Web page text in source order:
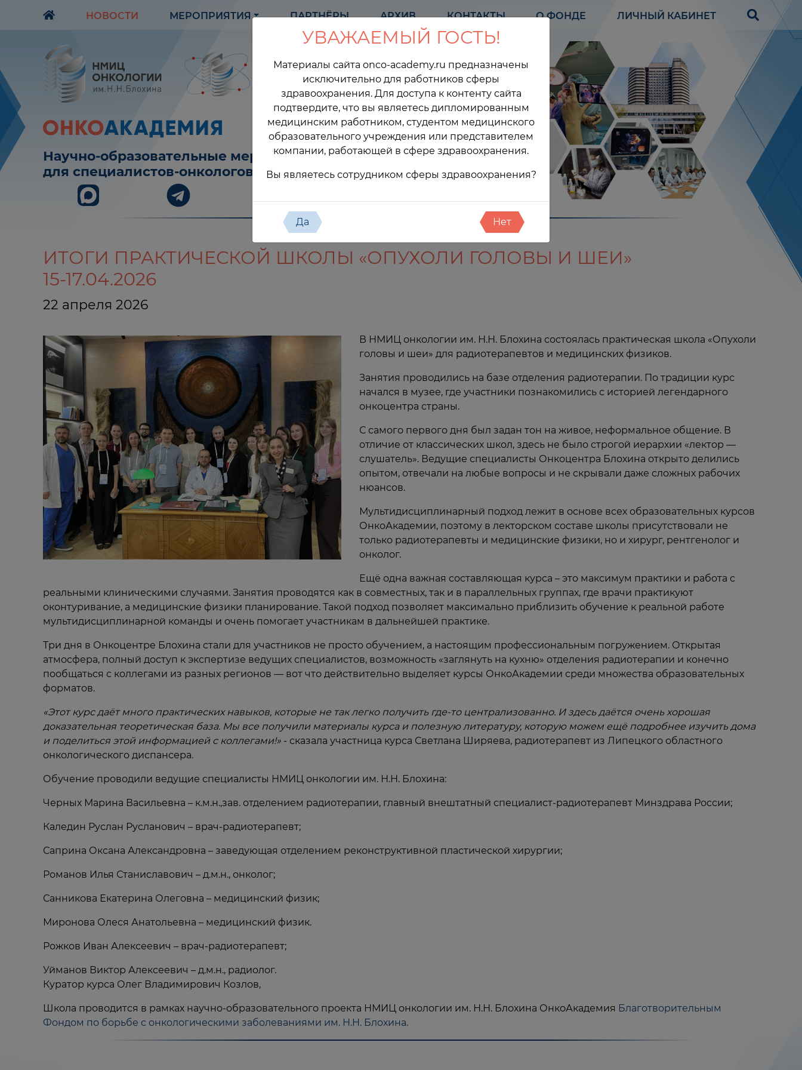
УВАЖАЕМЫЙ ГОСТЬ!
Материалы сайта onco-academy.ru предназначены
исключительно для работников сферы
здравоохранения. Для доступа к контенту сайта
подтвердите, что вы являетесь дипломированным
медицинским работником, студентом медицинского
образовательного учреждения или представителем
компании, работающей в сфере здравоохранения.
Вы являетесь сотрудником сферы здравоохранения?
Да Нет
НОВОСТИ МЕРОПРИЯТИЯ ПАРТНЁРЫ АРХИВ КОНТАКТЫ О ФОНДЕ ЛИЧНЫЙ КАБИНЕТ
Научно-образовательные мероприятия
для специалистов-онкологов
ИТОГИ ПРАКТИЧЕСКОЙ ШКОЛЫ «ОПУХОЛИ ГОЛОВЫ И ШЕИ»
15-17.04.2026
22 апреля 2026
В НМИЦ онкологии им. Н.Н. Блохина состоялась практическая школа «Опухоли
головы и шеи» для радиотерапевтов и медицинских физиков.
Занятия проводились на базе отделения радиотерапии. По традиции курс
начался в музее, где участники познакомились с историей легендарного
онкоцентра страны.
С самого первого дня был задан тон на живое, неформальное общение. В
отличие от классических школ, здесь не было строгой иерархии «лектор —
слушатель». Ведущие специалисты Онкоцентра Блохина открыто делились
опытом, отвечали на любые вопросы и не скрывали даже сложных рабочих
нюансов.
Мультидисциплинарный подход лежит в основе всех образовательных курсов
ОнкоАкадемии, поэтому в лекторском составе школы присутствовали не
только радиотерапевты и медицинские физики, но и хирург, рентгенолог и
онколог.
Ещё одна важная составляющая курса – это максимум практики и работа с
реальными клиническими случаями. Занятия проводятся как в совместных, так и в параллельных группах, где врачи практикуют
оконтуривание, а медицинские физики планирование. Такой подход позволяет максимально приблизить обучение к реальной работе
мультидисциплинарной команды и очень помогает участникам в дальнейшей практике.
Три дня в Онкоцентре Блохина стали для участников не просто обучением, а настоящим профессиональным погружением. Открытая
атмосфера, полный доступ к экспертизе ведущих специалистов, возможность «заглянуть на кухню» отделения радиотерапии и конечно
пообщаться с коллегами из разных регионов — вот что действительно выделяет курсы ОнкоАкадемии среди множества образовательных
форматов.
«Этот курс даёт много практических навыков, которые не так легко получить где-то централизованно. И здесь даётся очень хорошая
доказательная теоретическая база. Мы все получили материалы курса и полезную литературу, которую можем ещё подробнее изучить дома
и поделиться этой информацией с коллегами!» - сказала участница курса Светлана Ширяева, радиотерапевт из Липецкого областного
онкологического диспансера.
Обучение проводили ведущие специалисты НМИЦ онкологии им. Н.Н. Блохина:
Черных Марина Васильевна – к.м.н.,зав. отделением радиотерапии, главный внештатный специалист-радиотерапевт Минздрава России;
Каледин Руслан Русланович – врач-радиотерапевт;
Саприна Оксана Александровна – заведующая отделением реконструктивной пластической хирургии;
Романов Илья Станиславович – д.м.н., онколог;
Санникова Екатерина Олеговна – медицинский физик;
Миронова Олеся Анатольевна – медицинский физик.
Рожков Иван Алексеевич – врач-радиотерапевт;
Уйманов Виктор Алексеевич – д.м.н., радиолог.
Куратор курса Олег Владимирович Козлов,
Школа проводится в рамках научно-образовательного проекта НМИЦ онкологии им. Н.Н. Блохина ОнкоАкадемия Благотворительным
Фондом по борьбе с онкологическими заболеваниями им. Н.Н. Блохина.